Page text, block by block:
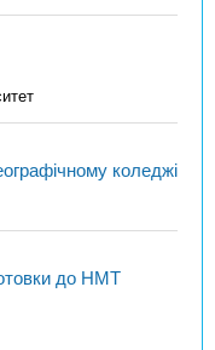
коледжі
до НМТ